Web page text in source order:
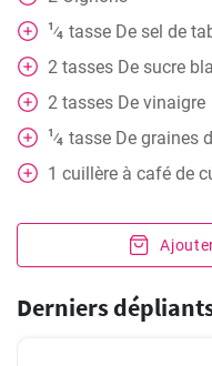
1⁄4 tasse De sel de
2 tasses De sucre
2 tasses De vinaigre
1⁄4 tasse De graines
1 cuillère à café de
Derniers